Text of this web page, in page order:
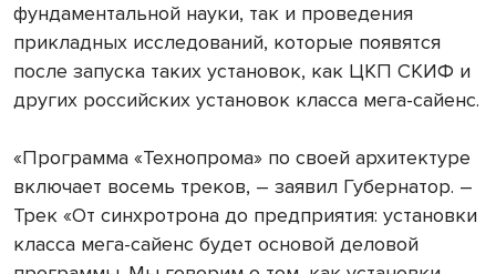
фундаментальной науки, так и проведения
прикладных исследований, которые появятся
после запуска таких установок, как ЦКП СКИФ и
других российских установок класса мега-сайенс.
«Программа «Технопрома» по своей архитектуре
включает восемь треков, – заявил Губернатор. –
Трек «От синхротрона до предприятия: установки
класса мега-сайенс будет основой деловой